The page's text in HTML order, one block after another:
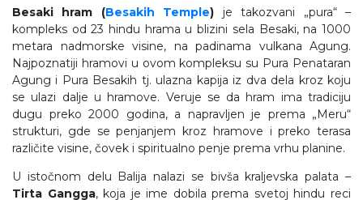
Besaki hram (Besakih Temple) je takozvani „pura“ –
kompleks od 23 hindu hrama u blizini sela Besaki, na 1000
metara nadmorske visine, na padinama vulkana Agung.
Najpoznatiji hramovi u ovom kompleksu su Pura Penataran
Agung i Pura Besakih tj. ulazna kapija iz dva dela kroz koju
se ulazi dalje u hramove. Veruje se da hram ima tradiciju
dugu preko 2000 godina, a napravljen je prema „Meru“
strukturi, gde se penjanjem kroz hramove i preko terasa
različite visine, čovek i spiritualno penje prema vrhu planine.
U istočnom delu Balija nalazi se bivša kraljevska palata –
Tirta Gangga, koja je ime dobila prema svetoj hindu reci